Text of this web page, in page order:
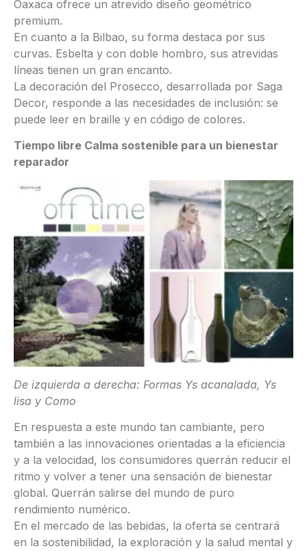
Oaxaca ofrece un atrevido diseño geométrico
premium.
En cuanto a la Bilbao, su forma destaca por sus
curvas. Esbelta y con doble hombro, sus atrevidas
líneas tienen un gran encanto.
La decoración del Prosecco, desarrollada por Saga
Decor, responde a las necesidades de inclusión: se
puede leer en braille y en código de colores.
Tiempo libre Calma sostenible para un bienestar
reparador
De izquierda a derecha: Formas Ys acanalada, Ys
lisa y Como
En respuesta a este mundo tan cambiante, pero
también a las innovaciones orientadas a la eficiencia
y a la velocidad, los consumidores querrán reducir el
ritmo y volver a tener una sensación de bienestar
global. Querrán salirse del mundo de puro
rendimiento numérico.
En el mercado de las bebidas, la oferta se centrará
en la sostenibilidad, la exploración y la salud mental y